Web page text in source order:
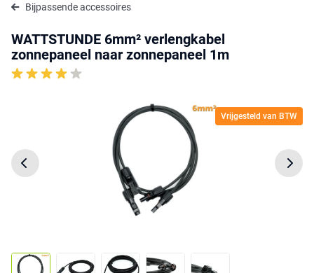
Bijpassende accessoires
WATTSTUNDE 6mm² verlengkabel
zonnepaneel naar zonnepaneel 1m
Vrijgesteld van BTW